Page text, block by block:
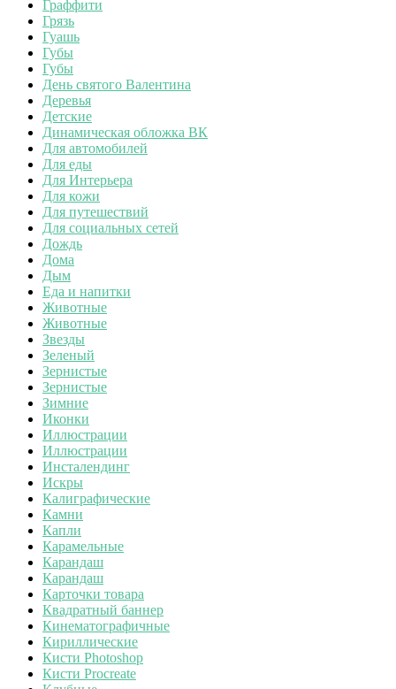
Граффити
Грязь
Гуашь
Губы
Губы
День святого Валентина
Деревья
Детские
Динамическая обложка ВК
Для автомобилей
Для еды
Для Интерьера
Для кожи
Для путешествий
Для социальных сетей
Дождь
Дома
Дым
Еда и напитки
Животные
Животные
Звезды
Зеленый
Зернистые
Зернистые
Зимние
Иконки
Иллюстрации
Иллюстрации
Инсталендинг
Искры
Калиграфические
Камни
Капли
Карамельные
Карандаш
Карандаш
Карточки товара
Квадратный баннер
Кинематографичные
Кириллические
Кисти Photoshop
Кисти Procreate